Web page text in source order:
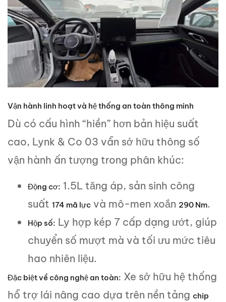
Vận hành linh hoạt và hệ thống an toàn thông minh
Dù có cấu hình “hiền” hơn bản hiệu suất
cao, Lynk & Co 03 vẫn sở hữu thông số
vận hành ấn tượng trong phân khúc:
Động cơ: 1.5L tăng áp, sản sinh công
suất 174 mã lực và mô-men xoắn 290 Nm.
Hộp số: Ly hợp kép 7 cấp dạng ướt, giúp
chuyển số mượt mà và tối ưu mức tiêu
hao nhiên liệu.
Đặc biệt về công nghệ an toàn: Xe sở hữu hệ thống
hỗ trợ lái nâng cao dựa trên nền tảng chip